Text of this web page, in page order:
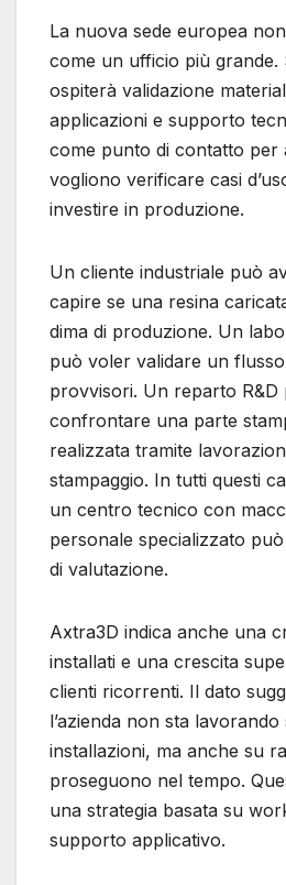
La nuova sede europea
come un ufficio più grande.
ospiterà validazione
applicazioni e supporto
come punto di contatto per
vogliono verificare casi
investire in produzione.
Un cliente industriale può
capire se una resina
dima di produzione. Un
può voler validare un
provvisori. Un reparto R&D
confrontare una parte
realizzata tramite
stampaggio. In tutti questi
un centro tecnico con
personale specializzato
di valutazione.
Axtra3D indica anche una
installati e una crescita
clienti ricorrenti. Il dato
l’azienda non sta
installazioni, ma anche su
proseguono nel tempo.
una strategia basata su
supporto applicativo.